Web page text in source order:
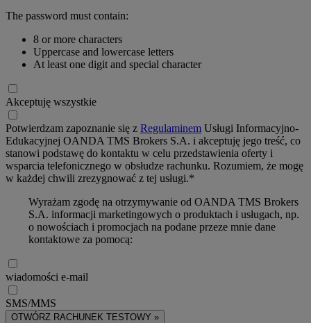
The password must contain:
8 or more characters
Uppercase and lowercase letters
At least one digit and special character
Akceptuję wszystkie
Potwierdzam zapoznanie się z Regulaminem Usługi Informacyjno-
Edukacyjnej OANDA TMS Brokers S.A. i akceptuję jego treść, co
stanowi podstawę do kontaktu w celu przedstawienia oferty i
wsparcia telefonicznego w obsłudze rachunku. Rozumiem, że mogę
w każdej chwili zrezygnować z tej usługi.*
Wyrażam zgodę na otrzymywanie od OANDA TMS Brokers
S.A. informacji marketingowych o produktach i usługach, np.
o nowościach i promocjach na podane przeze mnie dane
kontaktowe za pomocą:
wiadomości e-mail
SMS/MMS
OTWÓRZ RACHUNEK TESTOWY »